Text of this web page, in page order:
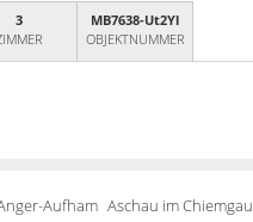
3
MB7638-Ut2Yl
OBJEKTNUMMER
Aufham Aschau im Chiemgau